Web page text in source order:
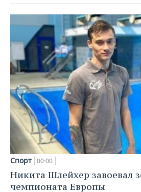
Спорт 00:00
Никита Шлейхер завоевал
чемпионата Европы